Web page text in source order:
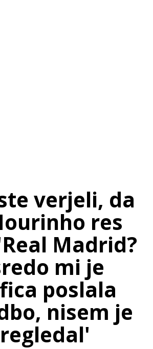
verjeli, da
res
Madrid?
mi je
poslala
nisem je